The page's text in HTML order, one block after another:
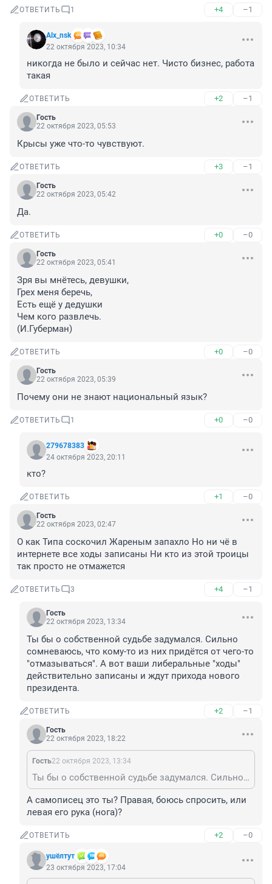
ОТВЕТИТЬ 1 +4 –1
Alx_nsk
22 октября 2023, 10:34
никогда не было и сейчас нет. Чисто бизнес, работа
такая
ОТВЕТИТЬ +2 –1
Гость
22 октября 2023, 05:53
Крысы уже что-то чувствуют.
ОТВЕТИТЬ +3 –1
Гость
22 октября 2023, 05:42
Да.
ОТВЕТИТЬ +0 –0
Гость
22 октября 2023, 05:41
Зря вы мнётесь, девушки,
Грех меня беречь,
Есть ещё у дедушки
Чем кого развлечь.
(И.Губерман)
ОТВЕТИТЬ +0 –0
Гость
22 октября 2023, 05:39
Почему они не знают национальный язык?
ОТВЕТИТЬ 1 +0 –0
279678383
24 октября 2023, 20:11
кто?
ОТВЕТИТЬ +1 –0
Гость
22 октября 2023, 02:47
О как Типа соскочил Жареным запахло Но ни чё в
интернете все ходы записаны Ни кто из этой троицы
так просто не отмажется
ОТВЕТИТЬ 3 +4 –1
Гость
22 октября 2023, 13:34
Ты бы о собственной судьбе задумался. Сильно
сомневаюсь, что кому-то из них придётся от чего-то
"отмазываться". А вот ваши либеральные "ходы"
действительно записаны и ждут прихода нового
президента.
ОТВЕТИТЬ +2 –1
Гость
22 октября 2023, 18:22
Гость22 октября 2023, 13:34
Ты бы о собственной судьбе задумался. Сильно сомневаюсь, что кому-то из них придётся от чего-то "отмазываться". А вот ваши либеральные "ходы" действительно записаны и ждут прихода нового президента.
А самописец это ты? Правая, боюсь спросить, или
левая его рука (нога)?
ОТВЕТИТЬ +2 –0
ушёлтут
23 октября 2023, 17:04